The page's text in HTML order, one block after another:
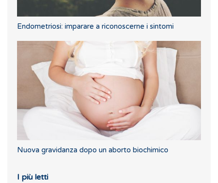
Endometriosi: imparare a riconoscerne i sintomi
Nuova gravidanza dopo un aborto biochimico
I più letti